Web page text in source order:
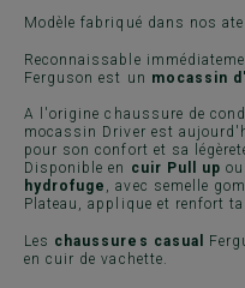
Modèle fabriqué dans nos
Reconnaissable
Ferguson est un mocassin
A l'origine chaussure de
mocassin Driver est
pour son confort et sa
Disponible en cuir Pull up
hydrofuge , avec semelle
Plateau, applique et renfort
Les chaussures casual
en cuir de vachette.